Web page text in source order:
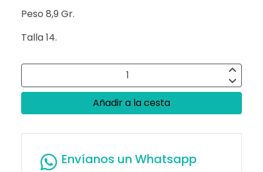
Peso 8,9 Gr.
Talla 14.
Añadir a la cesta
Envíanos un Whatsapp